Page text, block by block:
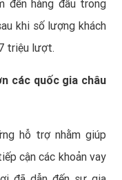
đến hàng đầu trong
khi số lượng khách
triệu lượt.
các quốc gia châu
hỗ trợ nhằm giúp
cận các khoản vay